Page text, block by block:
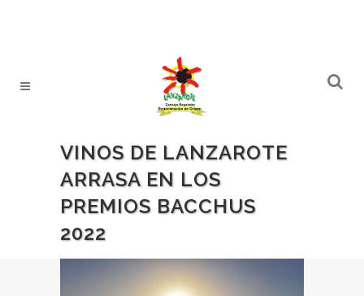
VINOS DE LANZAROTE
ARRASA EN LOS
PREMIOS BACCHUS
2022